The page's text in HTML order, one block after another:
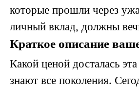
которые прошли через
личный вклад, должны
Краткое описание
Какой ценой досталась
знают все поколения.